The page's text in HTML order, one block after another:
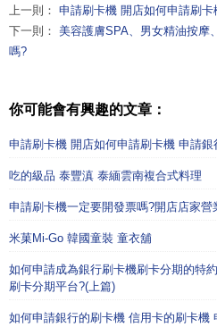
上一則： 申請刷卡機 開店如何申請刷
下一則： 美容護膚SPA、男女精油按摩
嗎?
你可能會有興趣的文章：
申請刷卡機 開店如何申請刷卡機 申請銀
吃的級品 泰豐滇 泰緬雲南複合式料理
申請刷卡機一定要開發票嗎?開店店家營
米菓Mi-Go 韓國童裝 童衣舖
如何申請成為銀行刷卡機刷卡分期的特
刷卡分期平台?(上篇)
如何申請銀行的刷卡機 信用卡的刷卡機